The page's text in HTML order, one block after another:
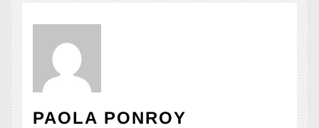
PAOLA PONROY